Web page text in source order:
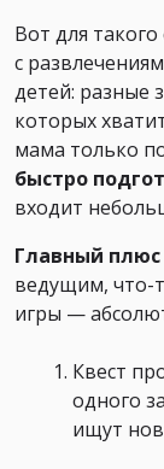
Вот для
с
детей: разные
которых
мама только
быстро
входит
Главный
ведущим, что-
игры —
Квест
одного
ищут